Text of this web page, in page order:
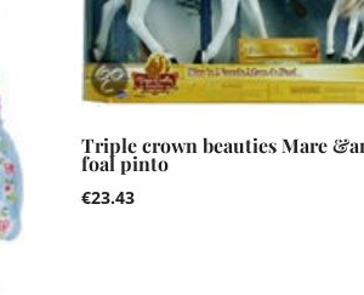
Triple crown beauties Mare
foal pinto
€23.43